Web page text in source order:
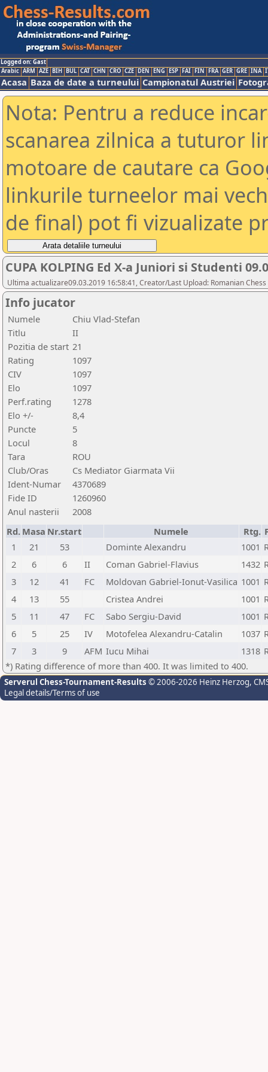
Logged on: Gast
Arabic ARM AZE BIH BUL CAT CHN CRO CZE DEN ENG ESP FAI FIN FRA GER GRE INA
Acasa Baza de date a turneului Campionatul Austriei
Nota: Pentru a reduce
scanarea zilnica a tuturor
motoare de cautare ca
linkurile turneelor mai
de final) pot fi vizualizate
CUPA KOLPING Ed X-a Juniori si Studenti
Ultima actualizare09.03.2019 16:58:41, Creator/Last Upload: Romanian
Info jucator
Numele
Chiu Vlad-Stefan
Titlu
II
Pozitia de start 21
Rating
1097
CIV
1097
Elo
1097
Perf.rating
1278
Elo +/-
8,4
Puncte
5
Locul
8
Tara
ROU
Club/Oras
Cs Mediator Giarmata Vii
Ident-Numar
4370689
Fide ID
1260960
Anul nasterii
2008
Rd. Masa Nr.start Numele Rtg.
1
21 53 Dominte Alexandru 1001
2
6 6 II Coman Gabriel-Flavius 1432
3
12 41 FC Moldovan Gabriel-Ionut-Vasilica 1001
4
13 55 Cristea Andrei 1001
5
11 47 FC Sabo Sergiu-David 1001
6
5 25 IV Motofelea Alexandru-Catalin 1037
7
3 9 AFM Iucu Mihai 1318
*) Rating difference of more than 400. It was limited to 400.
Serverul Chess-Tournament-Results © 2006-2026 Heinz Herzog,
Legal details/Terms of use